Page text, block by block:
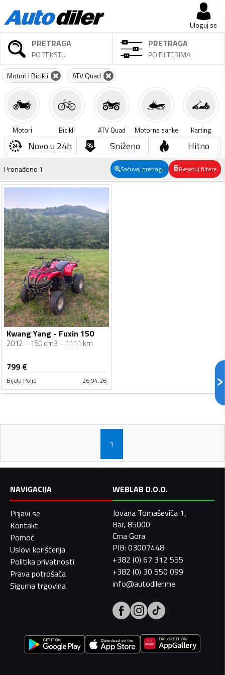
Uloguj se
PRETRAGA
PO TEKSTU
PRETRAGA
PO FILTERIMA
Motori i Bicikli ATV Quad
Motori Bicikli ATV Quad Motorne sanke Karting
Novo u 24h Sniženo Hitno
Pronađeno 1 Sačuvaj pretragu Resetuj filtere
Kwang Yang - Fuxin 150
2012 150 cm3 1111 km
799 €
Bijelo Polje 26.04.26
1
NAVIGACIJA
Prijavi se
Kontakt
Pomoć
Uslovi korišćenja
Politika privatnosti
Prava potrošača
Sigurna trgovina
WEBLAB D.O.O.
Jovana Tomaševića 1,
Bar, 85000
Crna Gora
PIB: 03007448
+382 (0) 67 312 555
+382 (0) 30 550 099
info@autodiler.me